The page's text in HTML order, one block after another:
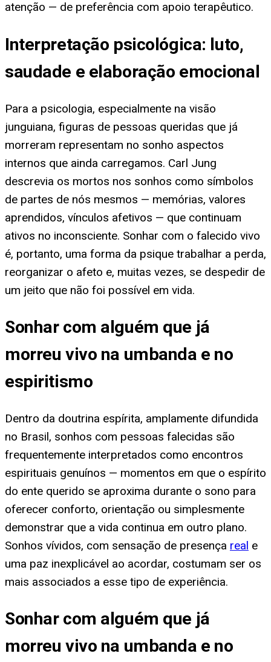
atenção — de preferência com apoio terapêutico.
Interpretação psicológica: luto,
saudade e elaboração emocional
Para a psicologia, especialmente na visão
junguiana, figuras de pessoas queridas que já
morreram representam no sonho aspectos
internos que ainda carregamos. Carl Jung
descrevia os mortos nos sonhos como símbolos
de partes de nós mesmos — memórias, valores
aprendidos, vínculos afetivos — que continuam
ativos no inconsciente. Sonhar com o falecido vivo
é, portanto, uma forma da psique trabalhar a perda,
reorganizar o afeto e, muitas vezes, se despedir de
um jeito que não foi possível em vida.
Sonhar com alguém que já
morreu vivo na umbanda e no
espiritismo
Dentro da doutrina espírita, amplamente difundida
no Brasil, sonhos com pessoas falecidas são
frequentemente interpretados como encontros
espirituais genuínos — momentos em que o espírito
do ente querido se aproxima durante o sono para
oferecer conforto, orientação ou simplesmente
demonstrar que a vida continua em outro plano.
Sonhos vívidos, com sensação de presença real e
uma paz inexplicável ao acordar, costumam ser os
mais associados a esse tipo de experiência.
Sonhar com alguém que já
morreu vivo na umbanda e no